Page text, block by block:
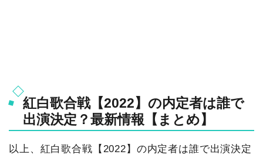
紅白歌合戦【2022】の内定者は誰で
出演決定？最新情報【まとめ】
以上、紅白歌合戦【2022】の内定者は誰で出演決定